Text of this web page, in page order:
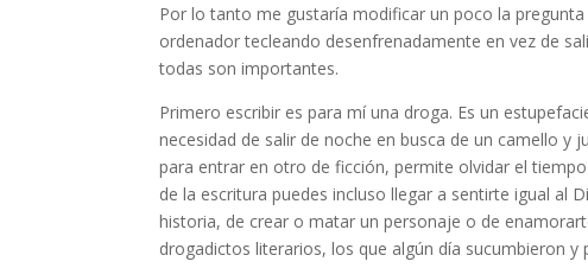
Por lo tanto me gustaría modificar un poco la
ordenador tecleando desenfrenadamente en vez de
todas son importantes.
Primero escribir es para mí una droga. Es un
necesidad de salir de noche en busca de un camello
para entrar en otro de ficción, permite olvidar el
de la escritura puedes incluso llegar a sentirte igual al
historia, de crear o matar un personaje o de
drogadictos literarios, los que algún día sucumbieron